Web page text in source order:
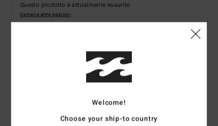
Questo prodotto è attualmente esaurito.
Compra altre opzioni
Dettagli & caratteristiche
Maglietta a maniche corte Nero uomo
Codice colore
Caratteristiche
Welcome!
Choose your ship-to country